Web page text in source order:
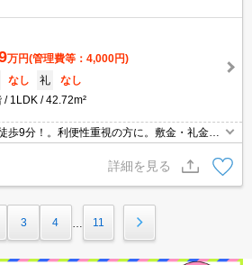
万円(管理費等：4,000円)
なし 礼
なし
1LDK 42.72m²
歩9分！。利便性重視の方に。敷金・礼金な
インターネット無料。充実した設備が魅力
の0.55ヵ月分。
詳細を見る
3 4 11